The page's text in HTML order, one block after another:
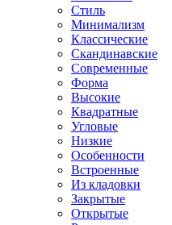
Стиль
Минимализм
Классические
Скандинавские
Современные
Форма
Высокие
Квадратные
Угловые
Низкие
Особенности
Встроенные
Из кладовки
Закрытые
Открытые